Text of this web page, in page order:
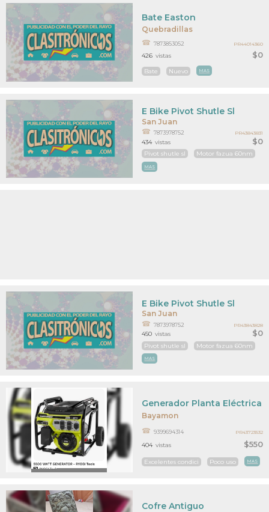
Quebradillas
$0
Bate Easton
7873853052
Bate Nuevo MAS
426 vistas
PR44014360
San Juan
$0
E Bike Pivot Shutle Sl
7873978752
Pivot shutle sl Motor fazua 60nm
MAS
434 vistas
PR43843831
San Juan
$0
E Bike Pivot Shutle Sl
7873978752
Pivot shutle sl Motor fazua 60nm
MAS
450 vistas
PR43843828
Bayamon
$550
Generador Planta Eléctrica
9399694314
Excelentes condici Poco uso MAS
404 vistas
PR43723532
Cofre Antiguo